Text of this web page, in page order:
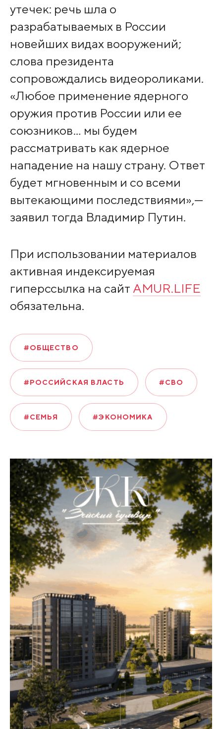
утечек: речь шла о
разрабатываемых в России
новейших видах вооружений;
слова президента
сопровождались видеороликами.
«Любое применение ядерного
оружия против России или ее
союзников… мы будем
рассматривать как ядерное
нападение на нашу страну. Ответ
будет мгновенным и со всеми
вытекающими последствиями»,—
заявил тогда Владимир Путин.
При использовании материалов
активная индексируемая
гиперссылка на сайт AMUR.LIFE
обязательна.
#ОБЩЕСТВО
#РОССИЙСКАЯ ВЛАСТЬ #СВО
#СЕМЬЯ #ЭКОНОМИКА